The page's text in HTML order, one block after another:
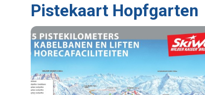
Pistekaart Hopfgarten